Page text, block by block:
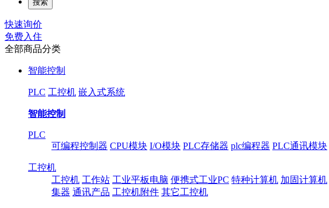
快速询价
免费入住
全部商品分类
智能控制
PLC 工控机 嵌入式系统
智能控制
PLC
可编程控制器 CPU模块 I/O模块 PLC存储器 plc编程器 PLC通讯模块
工控机
工控机 工作站 工业平板电脑 便携式工业PC 特种计算机 加固计算机
集器 通讯产品 工控机附件 其它工控机